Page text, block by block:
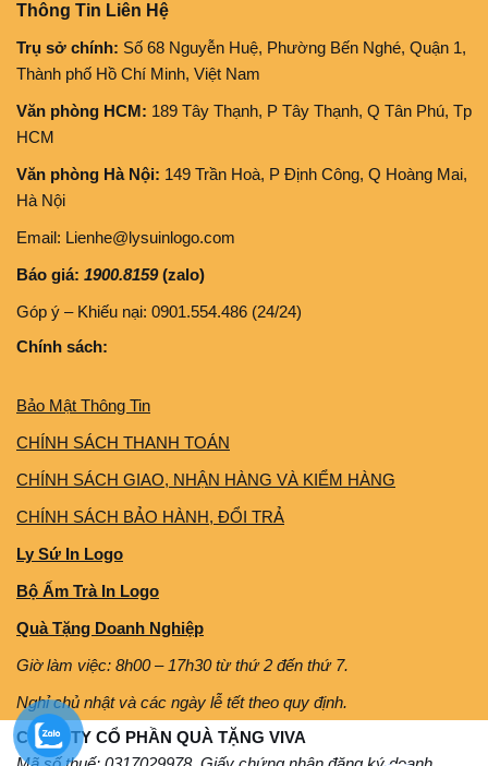
Thông Tin Liên Hệ
Trụ sở chính: Số 68 Nguyễn Huệ, Phường Bến Nghé, Quận 1,
Thành phố Hồ Chí Minh, Việt Nam
Văn phòng HCM: 189 Tây Thạnh, P Tây Thạnh, Q Tân Phú, Tp
HCM
Văn phòng Hà Nội: 149 Trần Hoà, P Định Công, Q Hoàng Mai,
Hà Nội
Email: Lienhe@lysuinlogo.com
Báo giá: 1900.8159(zalo)
Góp ý – Khiếu nại: 0901.554.486 (24/24)
Chính sách:
Bảo Mật Thông Tin
CHÍNH SÁCH THANH TOÁN
CHÍNH SÁCH GIAO, NHẬN HÀNG VÀ KIỂM HÀNG
CHÍNH SÁCH BẢO HÀNH, ĐỔI TRẢ
Ly Sứ In Logo
Bộ Ấm Trà In Logo
Quà Tặng Doanh Nghiệp
Giờ làm việc: 8h00 – 17h30 từ thứ 2 đến thứ 7.
Nghỉ chủ nhật và các ngày lễ tết theo quy định.
CÔNG TY CỔ PHẦN QUÀ TẶNG VIVA